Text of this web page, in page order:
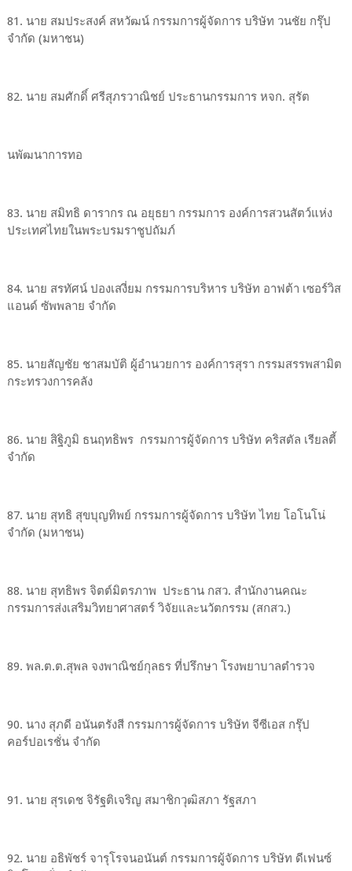
81. นาย สมประสงค์ สหวัฒน์ กรรมการผู้จัดการ บริษัท วนชัย กรุ๊ป
จำกัด (มหาชน)
82. นาย สมศักดิ์ ศรีสุภรวาณิชย์ ประธานกรรมการ หจก. สุรัต
นพัฒนาการทอ
83. นาย สมิทธิ ดารากร ณ อยุธยา กรรมการ องค์การสวนสัตว์แห่ง
ประเทศไทยในพระบรมราชูปถัมภ์
84. นาย สรทัศน์ ปองเสงี่ยม กรรมการบริหาร บริษัท อาฟต้า เซอร์วิส
แอนด์ ซัพพลาย จำกัด
85. นายสัญชัย ชาสมบัติ ผู้อำนวยการ องค์การสุรา กรรมสรรพสามิต
กระทรวงการคลัง
86. นาย สิฐิภูมิ ธนฤทธิพร กรรมการผู้จัดการ บริษัท คริสตัล เรียลตี้
จำกัด
87. นาย สุทธิ สุขบุญทิพย์ กรรมการผู้จัดการ บริษัท ไทย โอโนโน่
จำกัด (มหาชน)
88. นาย สุทธิพร จิตต์มิตรภาพ ประธาน กสว. สำนักงานคณะ
กรรมการส่งเสริมวิทยาศาสตร์ วิจัยและนวัตกรรม (สกสว.)
89. พล.ต.ต.สุพล จงพาณิชย์กุลธร ที่ปรึกษา โรงพยาบาลตำรวจ
90. นาง สุภดี อนันตรังสี กรรมการผู้จัดการ บริษัท จีซีเอส กรุ๊ป
คอร์ปอเรชั่น จำกัด
91. นาย สุรเดช จิรัฐติเจริญ สมาชิกวุฒิสภา รัฐสภา
92. นาย อธิพัชร์ จารุโรจนอนันต์ กรรมการผู้จัดการ บริษัท ดีเฟนซ์